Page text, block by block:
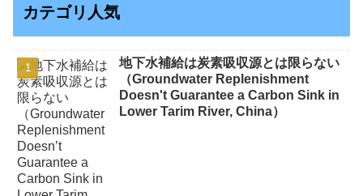
カテゴリ人気
地下水補給は炭素吸収源とは限らない
（Groundwater Replenishment
Doesn't Guarantee a Carbon Sink in
Lower Tarim River, China）